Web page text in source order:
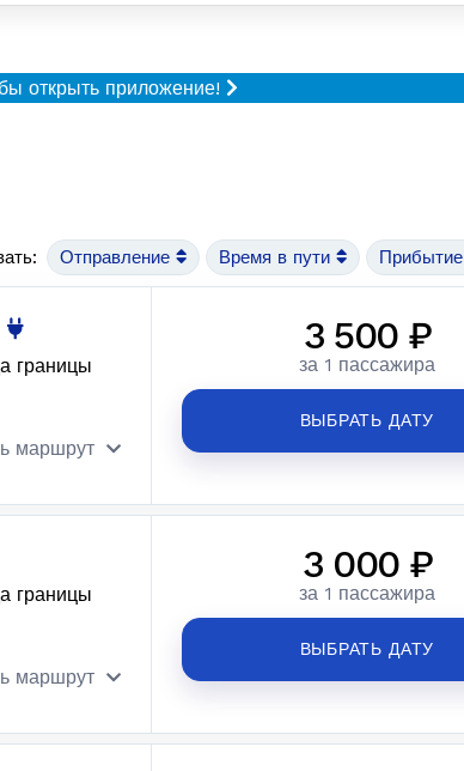
открыть приложение!
Отправление Время в пути Прибытие
границы
маршрут
3 500 ₽
за 1 пассажира
ВЫБРАТЬ ДАТУ
границы
маршрут
3 000 ₽
за 1 пассажира
ВЫБРАТЬ ДАТУ